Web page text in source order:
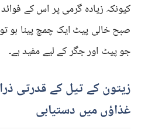
کیونکہ زیادہ گرمی پر اس کے
جو پیٹ اور جگر کے لیے مفید ہے۔
زیتون کے تیل کے قدرتی
غذاؤں میں دستیابی